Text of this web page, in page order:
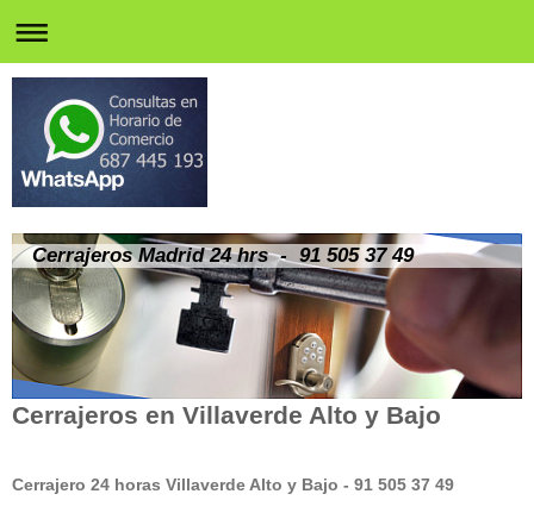
Cerrajeros Madrid 24 hrs - 91 505 37 49
Cerrajeros en Villaverde Alto y Bajo
Cerrajero 24 horas Villaverde Alto y Bajo - 91 505 37 49